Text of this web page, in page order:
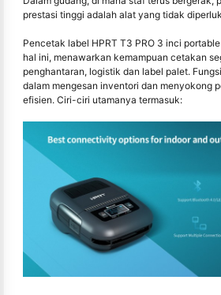
prestasi tinggi adalah alat yang tidak
Pencetak label HPRT T3 PRO 3 inci
hal ini, menawarkan kemampuan cetakan
penghantaran, logistik dan label palet.
dalam mengesan inventori dan menyokong
efisien. Ciri-ciri utamanya termasuk: